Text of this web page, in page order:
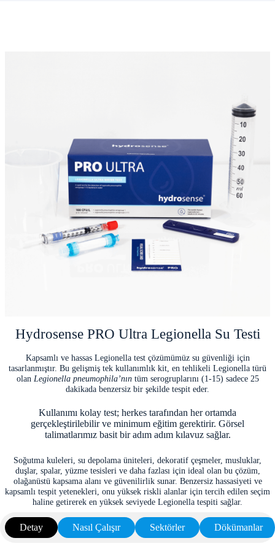
Hydrosense PRO Ultra Legionella Su Testi
Kapsamlı ve hassas Legionella test çözümümüz su güvenliği için
tasarlanmıştır. Bu gelişmiş tek kullanımlık kit, en tehlikeli Legionella türü
olan Legionella pneumophila’nıntüm serogruplarını (1-15) sadece 25
dakikada benzersiz bir şekilde tespit eder.
Kullanımı kolay test; herkes tarafından her ortamda
gerçekleştirilebilir ve minimum eğitim gerektirir. Görsel
talimatlarımız basit bir adım adım kılavuz sağlar.
Soğutma kuleleri, su depolama üniteleri, dekoratif çeşmeler, musluklar,
duşlar, spalar, yüzme tesisleri ve daha fazlası için ideal olan bu çözüm,
olağanüstü kapsama alanı ve güvenilirlik sunar. Benzersiz hassasiyeti ve
kapsamlı tespit yetenekleri, onu yüksek riskli alanlar için tercih edilen seçim
haline getirerek en yüksek seviyede Legionella tespiti sağlar.
Detay Nasıl Çalışır Sektörler Dökümanlar